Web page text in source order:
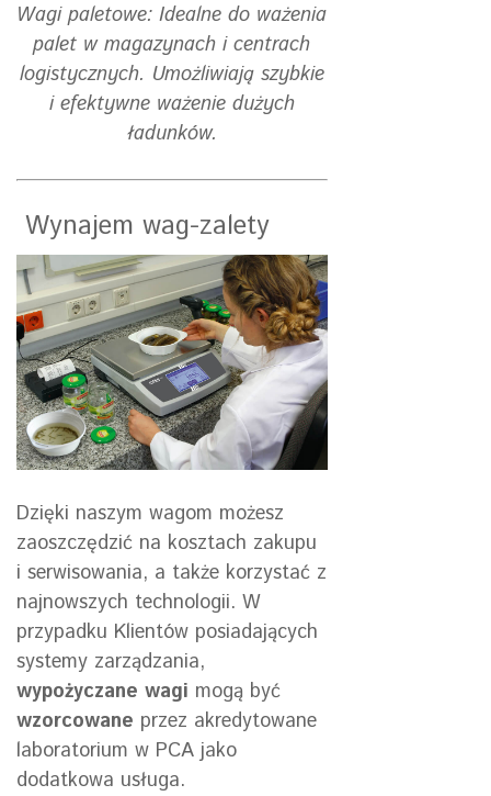
Wagi paletowe: Idealne do ważenia
palet w magazynach i centrach
logistycznych. Umożliwiają szybkie
i efektywne ważenie dużych
ładunków.
Wynajem wag-zalety
Dzięki naszym wagom możesz
zaoszczędzić na kosztach zakupu
i serwisowania, a także korzystać z
najnowszych technologii. W
przypadku Klientów posiadających
systemy zarządzania,
wypożyczane wagi mogą być
wzorcowane przez akredytowane
laboratorium w PCA jako
dodatkowa usługa.